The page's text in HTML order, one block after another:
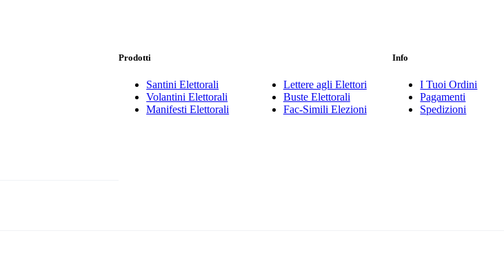
Prodotti
Santini Elettorali
Volantini Elettorali
Manifesti Elettorali
Lettere agli Elettori
Buste Elettorali
Fac-Simili Elezioni
Info
I Tuoi Ordini
Pagamenti
Spedizioni